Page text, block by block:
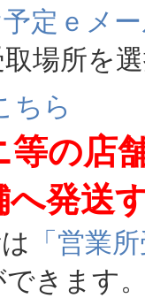
予定ｅメ
場所を
ちら
の店
へ発送
「営業
きます